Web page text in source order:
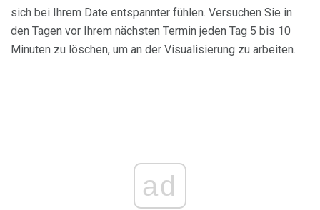
sich bei Ihrem Date entspannter fühlen. Versuchen Sie in
den Tagen vor Ihrem nächsten Termin jeden Tag 5 bis 10
Minuten zu löschen, um an der Visualisierung zu arbeiten.
ad